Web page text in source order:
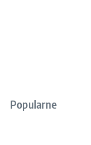
Popularne